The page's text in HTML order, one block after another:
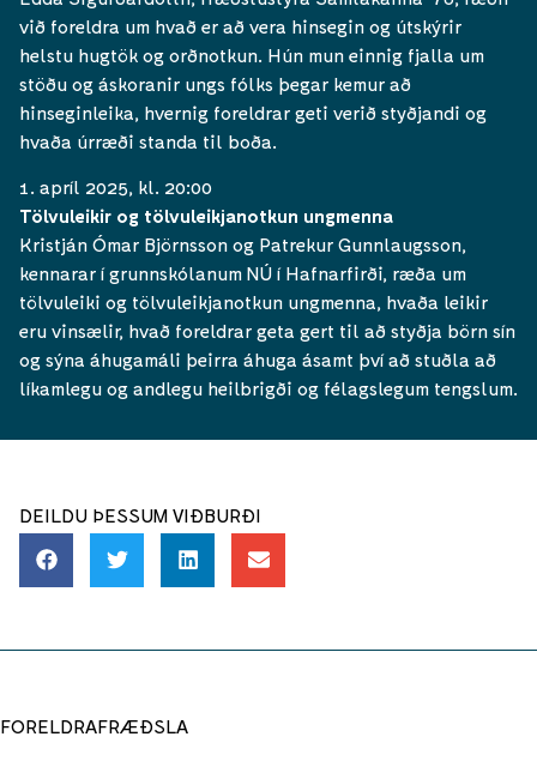
við foreldra um hvað er að vera hinsegin og útskýrir
helstu hugtök og orðnotkun. Hún mun einnig fjalla um
stöðu og áskoranir ungs fólks þegar kemur að
hinseginleika, hvernig foreldrar geti verið styðjandi og
hvaða úrræði standa til boða.
1. apríl 2025, kl. 20:00
Tölvuleikir og tölvuleikjanotkun ungmenna
Kristján Ómar Björnsson og Patrekur Gunnlaugsson,
kennarar í grunnskólanum NÚ í Hafnarfirði, ræða um
tölvuleiki og tölvuleikjanotkun ungmenna, hvaða leikir
eru vinsælir, hvað foreldrar geta gert til að styðja börn sín
og sýna áhugamáli þeirra áhuga ásamt því að stuðla að
líkamlegu og andlegu heilbrigði og félagslegum tengslum.
DEILDU ÞESSUM VIÐBURÐI
FORELDRAFRÆÐSLA